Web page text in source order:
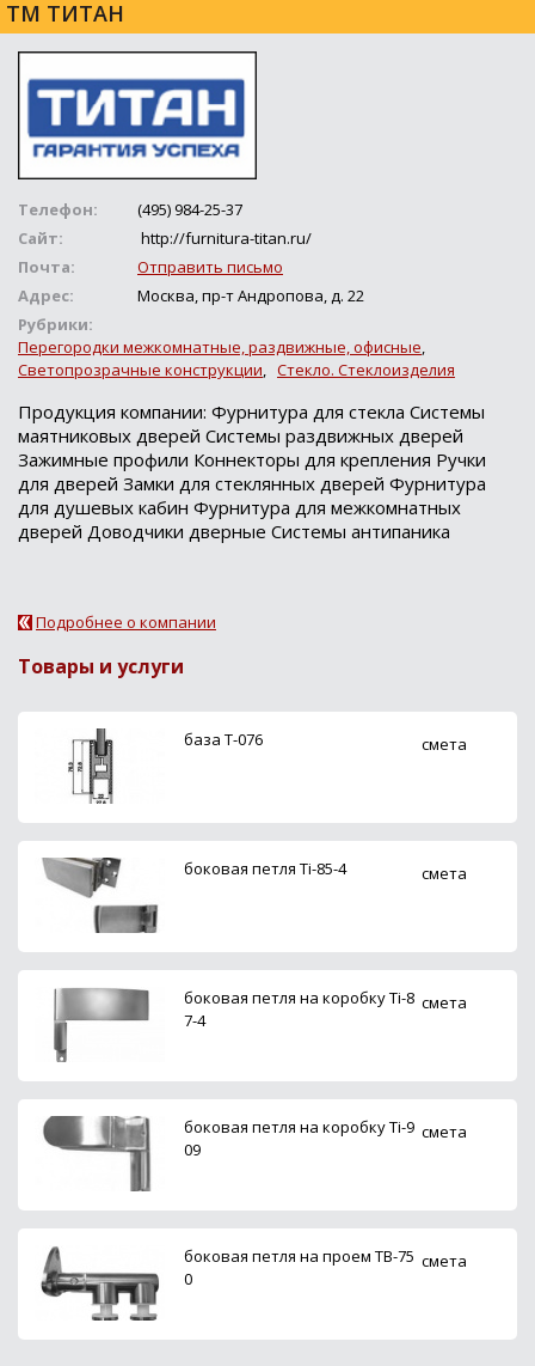
ТМ ТИТАН
Телефон:
(495) 984-25-37
Сайт:
http://furnitura-titan.ru/
Почта:
Отправить письмо
Адрес:
Москва, пр-т Андропова, д. 22
Рубрики:
Перегородки межкомнатные, раздвижные, офисные,
Светопрозрачные конструкции, Стекло. Стеклоизделия
Продукция компании: Фурнитура для стекла Системы
маятниковых дверей Системы раздвижных дверей
Зажимные профили Коннекторы для крепления Ручки
для дверей Замки для стеклянных дверей Фурнитура
для душевых кабин Фурнитура для межкомнатных
дверей Доводчики дверные Системы антипаника
Подробнее о компании
Товары и услуги
база Т-076 смета
боковая петля Ti-85-4 смета
боковая петля на коробку Ti-8
7-4
смета
боковая петля на коробку Ti-9
09
смета
боковая петля на проем ТВ-75
0
смета